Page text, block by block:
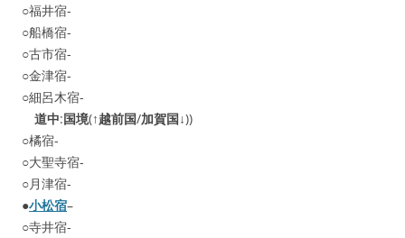
○福井宿-
○船橋宿-
○古市宿-
○金津宿-
○細呂木宿-
道中:国境(↑越前国/加賀国↓))
○橘宿-
○大聖寺宿-
○月津宿-
●小松宿–
○寺井宿-